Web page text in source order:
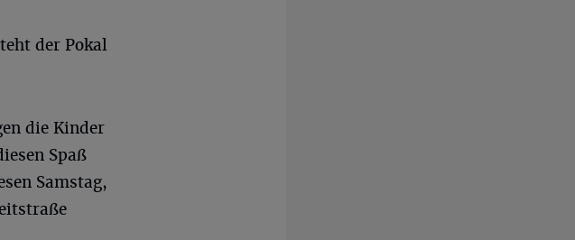
der Pokal
die Kinder
Spaß
Samstag,